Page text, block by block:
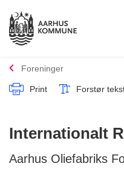
Foreninger
Print Forstør
Internationalt
Aarhus Oliefabriks